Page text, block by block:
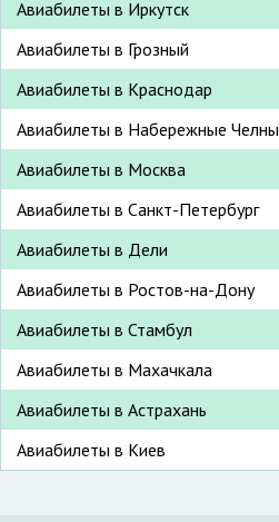
Авиабилеты в Иркутск
Авиабилеты в Грозный
Авиабилеты в Краснодар
Авиабилеты в Набережные Челны
Авиабилеты в Москва
Авиабилеты в Санкт-Петербург
Авиабилеты в Дели
Авиабилеты в Ростов-на-Дону
Авиабилеты в Стамбул
Авиабилеты в Махачкала
Авиабилеты в Астрахань
Авиабилеты в Киев